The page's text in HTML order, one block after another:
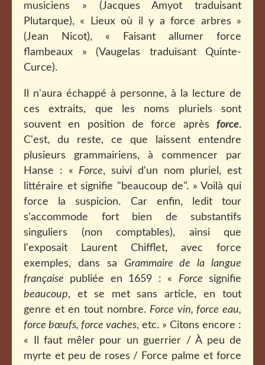
musiciens » (Jacques Amyot traduisant
Plutarque), « Lieux où il y a force arbres »
(Jean Nicot), « Faisant allumer force
flambeaux » (Vaugelas traduisant Quinte-
Curce).
Il n'aura échappé à personne, à la lecture de
ces extraits, que les noms pluriels sont
souvent en position de force après force.
C'est, du reste, ce que laissent entendre
plusieurs grammairiens, à commencer par
Hanse : « Force, suivi d'un nom pluriel, est
littéraire et signifie "beaucoup de". » Voilà qui
force la suspicion. Car enfin, ledit tour
s'accommode fort bien de substantifs
singuliers (non comptables), ainsi que
l'exposait Laurent Chifflet, avec force
exemples, dans sa Grammaire de la langue
française publiée en 1659 : « Force signifie
beaucoup, et se met sans article, en tout
genre et en tout nombre. Force vin, force eau,
force bœufs, force vaches, etc. » Citons encore :
« Il faut mêler pour un guerrier / À peu de
myrte et peu de roses / Force palme et force